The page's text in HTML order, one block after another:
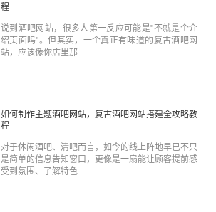
程
说到酒吧网站，很多人第一反应可能是"不就是个介
绍页面吗"。但其实，一个真正有味道的复古酒吧网
站，应该像你店里那 ...
如何制作主题酒吧网站，复古酒吧网站搭建全攻略教
程
对于休闲酒吧、清吧而言，如今的线上阵地早已不只
是简单的信息告知窗口，更像是一扇能让顾客提前感
受到氛围、了解特色 ...